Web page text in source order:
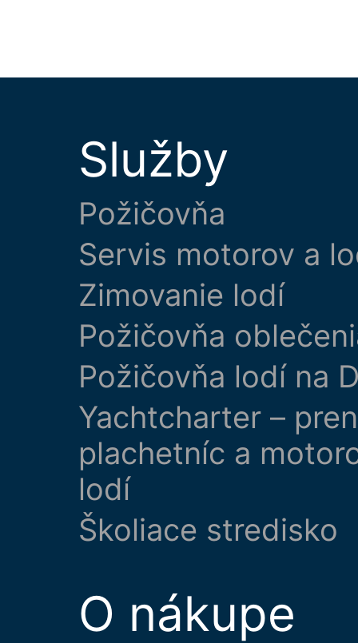
Služby
Požičovňa
Servis motorov a
Zimovanie lodí
Požičovňa
Požičovňa lodí na
Yachtcharter –
plachetníc a
lodí
Školiace stredisko
O nákupe